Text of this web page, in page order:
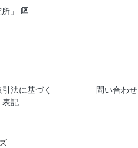
」
法に基づく
表記
問い合わせ